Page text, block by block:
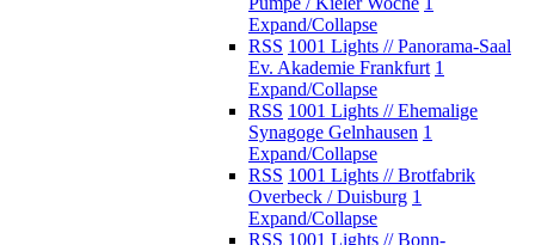
Expand/Collapse
RSS 1001 Lights // Panorama-Saal
Ev. Akademie Frankfurt 1
Expand/Collapse
RSS 1001 Lights // Ehemalige
Synagoge Gelnhausen 1
Expand/Collapse
RSS 1001 Lights // Brotfabrik
Overbeck / Duisburg 1
Expand/Collapse
RSS 1001 Lights // Bonn-